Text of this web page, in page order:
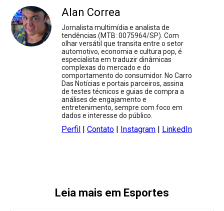
Alan Correa
Jornalista multimídia e analista de
tendências (MTB: 0075964/SP). Com
olhar versátil que transita entre o setor
automotivo, economia e cultura pop, é
especialista em traduzir dinâmicas
complexas do mercado e do
comportamento do consumidor. No Carro
Das Notícias e portais parceiros, assina
de testes técnicos e guias de compra a
análises de engajamento e
entretenimento, sempre com foco em
dados e interesse do público.
Perfil |Contato | Instagram | LinkedIn
Leia mais em Esportes